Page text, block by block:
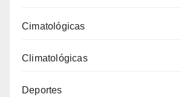
Cimatológicas
Climatológicas
Deportes